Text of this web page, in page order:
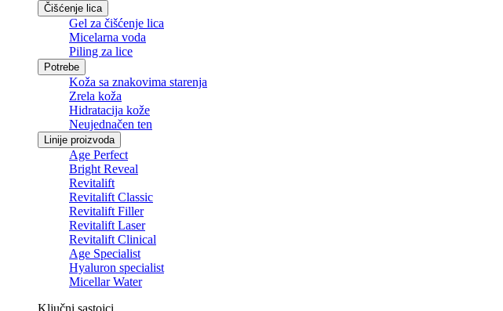
Čišćenje lica
Gel za čišćenje lica
Micelarna voda
Piling za lice
Potrebe
Koža sa znakovima starenja
Zrela koža
Hidratacija kože
Neujednačen ten
Linije proizvoda
Age Perfect
Bright Reveal
Revitalift
Revitalift Classic
Revitalift Filler
Revitalift Laser
Revitalift Clinical
Age Specialist
Hyaluron specialist
Micellar Water
Ključni sastojci